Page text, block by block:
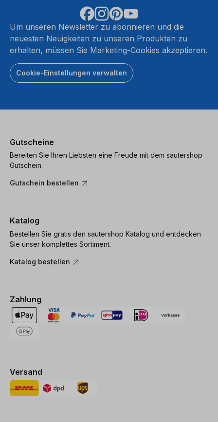
Um unseren Newsletter zu abonnieren und die
neuesten Neuigkeiten zu unseren Produkten zu
erhalten, müssen Sie Marketing-Cookies akzeptieren.
Cookie-Einstellungen verwalten
Gutscheine
Bereiten Sie Ihren Liebsten eine Freude mit dem sautershop
Gutschein.
Gutschein bestellen
Katalog
Bestellen Sie gratis den sautershop Katalog und entdecken
Sie unser komplettes Sortiment.
Katalog bestellen
Zahlung
Versand